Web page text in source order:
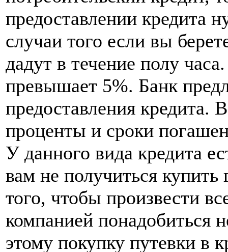
предоставлении кредита
случаи того если вы
дадут в течение полу
превышает 5%. Банк
предоставления кредита.
проценты и сроки
У данного вида кредита
вам не получиться купить
того, чтобы произвести
компанией понадобиться
этому покупку путевки в